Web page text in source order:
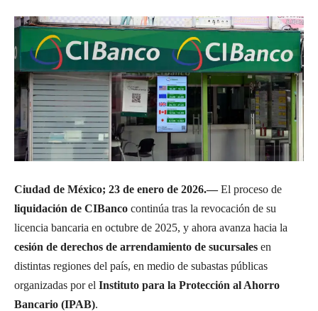
Ciudad de México; 23 de enero de 2026.—El proceso de
liquidación de CIBanco continúa tras la revocación de su
licencia bancaria en octubre de 2025, y ahora avanza hacia la
cesión de derechos de arrendamiento de sucursales en
distintas regiones del país, en medio de subastas públicas
organizadas por el Instituto para la Protección al Ahorro
Bancario (IPAB).